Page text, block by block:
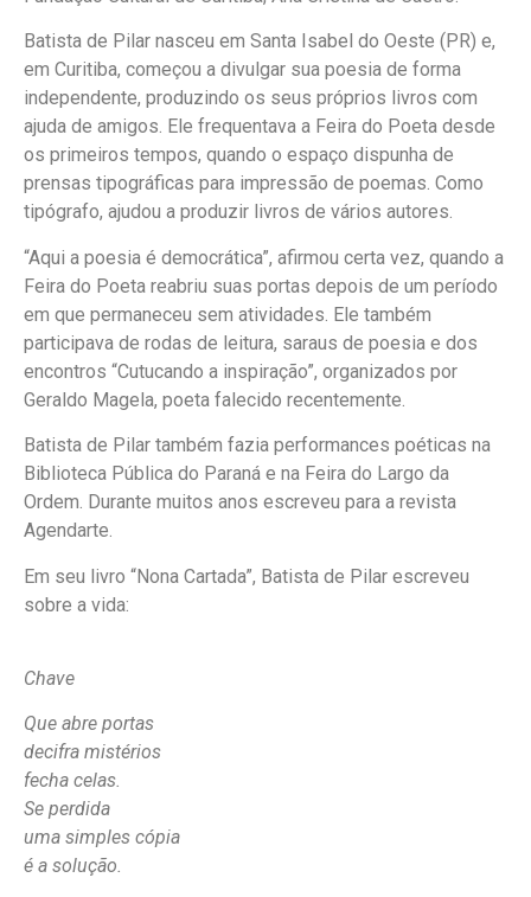
Batista de Pilar nasceu em Santa Isabel do Oeste (PR) e,
em Curitiba, começou a divulgar sua poesia de forma
independente, produzindo os seus próprios livros com
ajuda de amigos. Ele frequentava a Feira do Poeta desde
os primeiros tempos, quando o espaço dispunha de
prensas tipográficas para impressão de poemas. Como
tipógrafo, ajudou a produzir livros de vários autores.
“Aqui a poesia é democrática”, afirmou certa vez, quando a
Feira do Poeta reabriu suas portas depois de um período
em que permaneceu sem atividades. Ele também
participava de rodas de leitura, saraus de poesia e dos
encontros “Cutucando a inspiração”, organizados por
Geraldo Magela, poeta falecido recentemente.
Batista de Pilar também fazia performances poéticas na
Biblioteca Pública do Paraná e na Feira do Largo da
Ordem. Durante muitos anos escreveu para a revista
Agendarte.
Em seu livro “Nona Cartada”, Batista de Pilar escreveu
sobre a vida:
Chave
Que abre portas
decifra mistérios
fecha celas.
Se perdida
uma simples cópia
é a solução.